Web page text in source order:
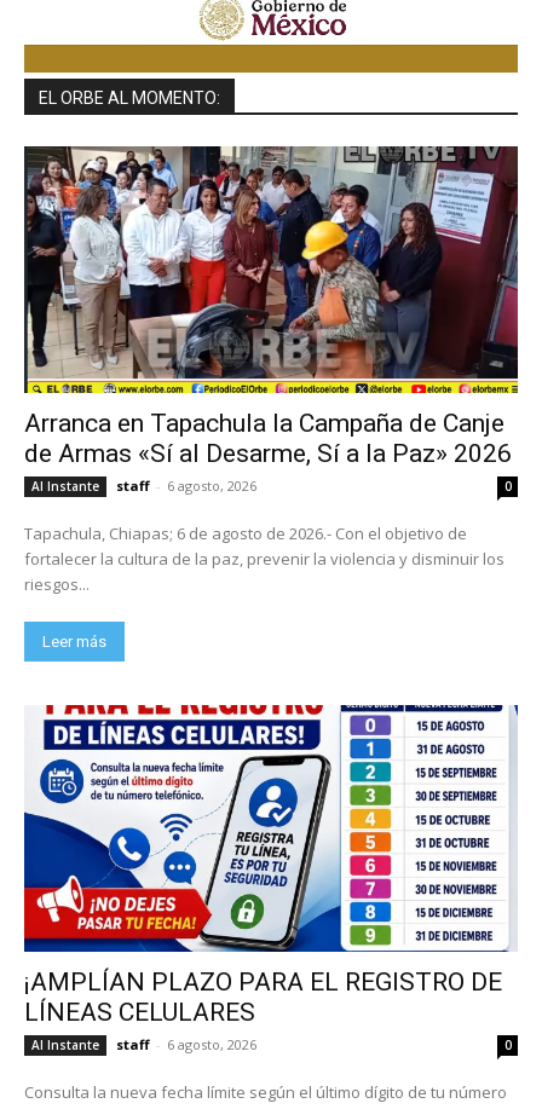
EL ORBE AL MOMENTO:
Arranca en Tapachula la Campaña de Canje
de Armas «Sí al Desarme, Sí a la Paz» 2026
Al Instante staff - 6 agosto, 2026 0
Tapachula, Chiapas; 6 de agosto de 2026.- Con el objetivo de
fortalecer la cultura de la paz, prevenir la violencia y disminuir los
riesgos...
Leer más
¡AMPLÍAN PLAZO PARA EL REGISTRO DE
LÍNEAS CELULARES
Al Instante staff - 6 agosto, 2026 0
Consulta la nueva fecha límite según el último dígito de tu número